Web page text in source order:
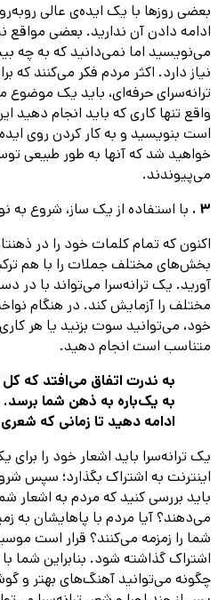
بعضی روزها با یک ایده‌ی عالی
ادامه دادن آن ندارید. بعضی مواقع
می‌نویسید اما نمی‌دانید که به چه
نیاز دارد. اکثر مردم فکر می‌کنند
ترانه‌سرای حرفه‌ای، باید یک
واقع تنها کاری که باید انجام
است بنویسید و به کار کردن روی
خواهید شد که آنها به طور طبیعی
می‌پیوندند.
3 .
با استفاده از یک ساز، شروع به
اکنون که تمام کلمات خود را در
بخش‌های مختلف جملات را با هم
آورید. یک ترانه‌سرا می‌تواند با در
مختلف را آزمایش کند. در هنگام
خود، می‌توانید سوت بزنید یا هر
متناسب است انجام دهید.
به ندرت اتفاق می‌افتد که
به یک‌باره به ذهن شما برسد.
ادامه دهید تا زمانی که
یک ترانه‌سرا باید اشعار خود را
اینترنت به اشتراک بگذارد؛ سپس
باید بررسی کنید که مردم به اشعار
می‌دهند؟ آیا مردم با پاهایشان به
شما را زمزمه می‌کنند؟ قرار است
اشتراک گذاشته شود. بنابراین شما
چگونه می‌توانید آهنگ‌های بهتر و